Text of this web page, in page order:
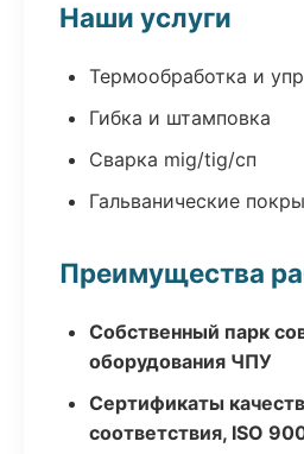
Наши услуги
Термообработка и
Гибка и штамповка
Сварка mig/tig/сп
Гальванические
Преимущества
Собственный парк
оборудования ЧПУ
Сертификаты
соответствия, ISO